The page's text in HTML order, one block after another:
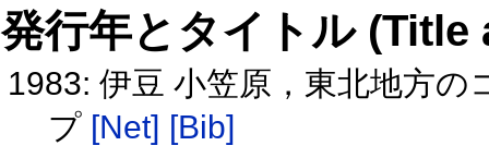
発行年とタイトル
1983: 伊豆 小笠原，東北地方
プ [Net] [Bib]